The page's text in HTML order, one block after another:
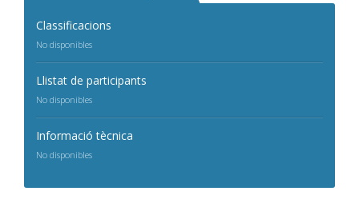
Classificacions
No disponibles
Llistat de participants
No disponibles
Informació tècnica
No disponibles